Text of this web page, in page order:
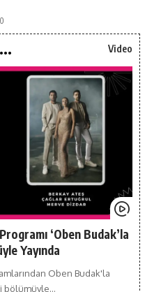
Video
‘Oben Budak’la
Yayında
Oben Budak'la
bölümüyle…